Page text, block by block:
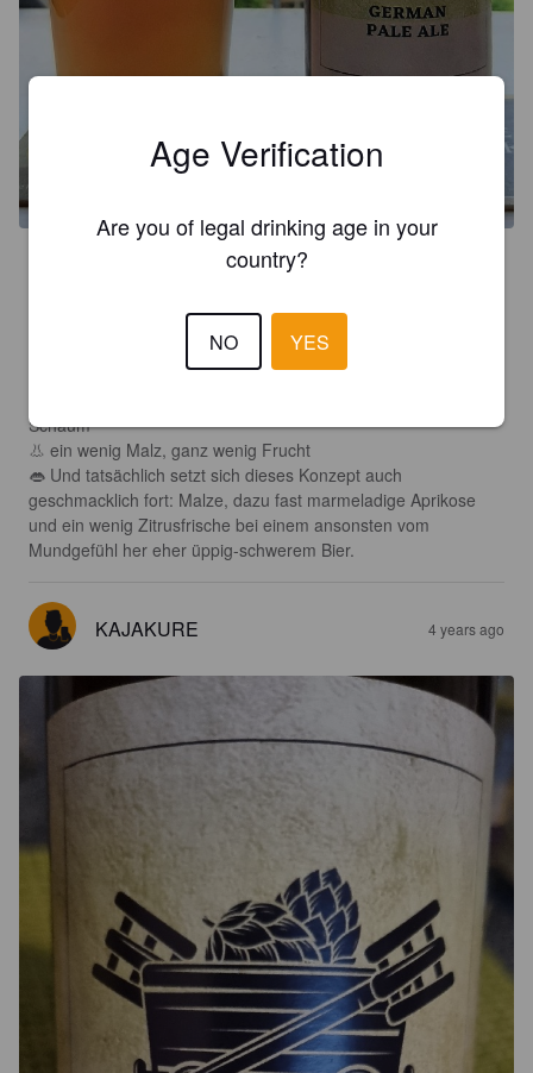
steht im Glas, bzw. es hatte es extrem eilig, auch oben wieder
Schaum
👃 ein wenig Malz, ganz wenig Frucht
👄 Und tatsächlich setzt sich dieses Konzept auch
geschmacklich fort: Malze, dazu fast marmeladige Aprikose
und ein wenig Zitrusfrische bei einem ansonsten vom
Mundgefühl her eher üppig-schwerem Bier.
KAJAKURE 4 years ago
Age Verification
Are you of legal drinking age in your
country?
NO YES